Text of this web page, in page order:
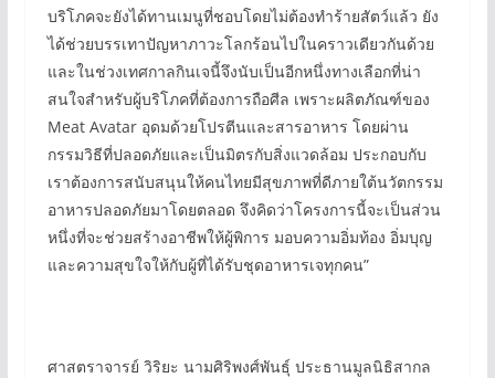
บริโภคจะยังได้ทานเมนูที่ชอบโดยไม่ต้องทำร้ายสัตว์แล้ว ยัง
ได้ช่วยบรรเทาปัญหาภาวะโลกร้อนไปในคราวเดียวกันด้วย
และในช่วงเทศกาลกินเจนี้จึงนับเป็นอีกหนึ่งทางเลือกที่น่า
สนใจสำหรับผู้บริโภคที่ต้องการถือศีล เพราะผลิตภัณฑ์ของ
Meat Avatar อุดมด้วยโปรตีนและสารอาหาร โดยผ่าน
กรรมวิธีที่ปลอดภัยและเป็นมิตรกับสิ่งแวดล้อม ประกอบกับ
เราต้องการสนับสนุนให้คนไทยมีสุขภาพที่ดีภายใต้นวัตกรรม
อาหารปลอดภัยมาโดยตลอด จึงคิดว่าโครงการนี้จะเป็นส่วน
หนึ่งที่จะช่วยสร้างอาชีพให้ผู้พิการ มอบความอิ่มท้อง อิ่มบุญ
และความสุขใจให้กับผู้ที่ได้รับชุดอาหารเจทุกคน”
ศาสตราจารย์ วิริยะ นามศิริพงศ์พันธุ์ ประธานมูลนิธิสากล